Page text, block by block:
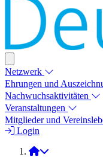
Netzwerk
Ehrungen und
Nachwuchsaktivitäten
Veranstaltungen
Mitglieder und
Login
2025